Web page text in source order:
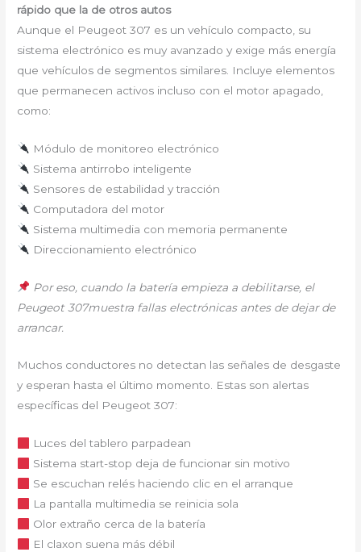
rápido que la de otros autos
Aunque el Peugeot 307 es un vehículo compacto, su
sistema electrónico es muy avanzado y exige más energía
que vehículos de segmentos similares. Incluye elementos
que permanecen activos incluso con el motor apagado,
como:
Módulo de monitoreo electrónico
Sistema antirrobo inteligente
Sensores de estabilidad y tracción
Computadora del motor
Sistema multimedia con memoria permanente
Direccionamiento electrónico
Por eso, cuando la batería empieza a debilitarse, el
Peugeot 307muestra fallas electrónicas antes de dejar de
arrancar.
Muchos conductores no detectan las señales de desgaste
y esperan hasta el último momento. Estas son alertas
específicas del Peugeot 307:
Luces del tablero parpadean
Sistema start-stop deja de funcionar sin motivo
Se escuchan relés haciendo clic en el arranque
La pantalla multimedia se reinicia sola
Olor extraño cerca de la batería
El claxon suena más débil